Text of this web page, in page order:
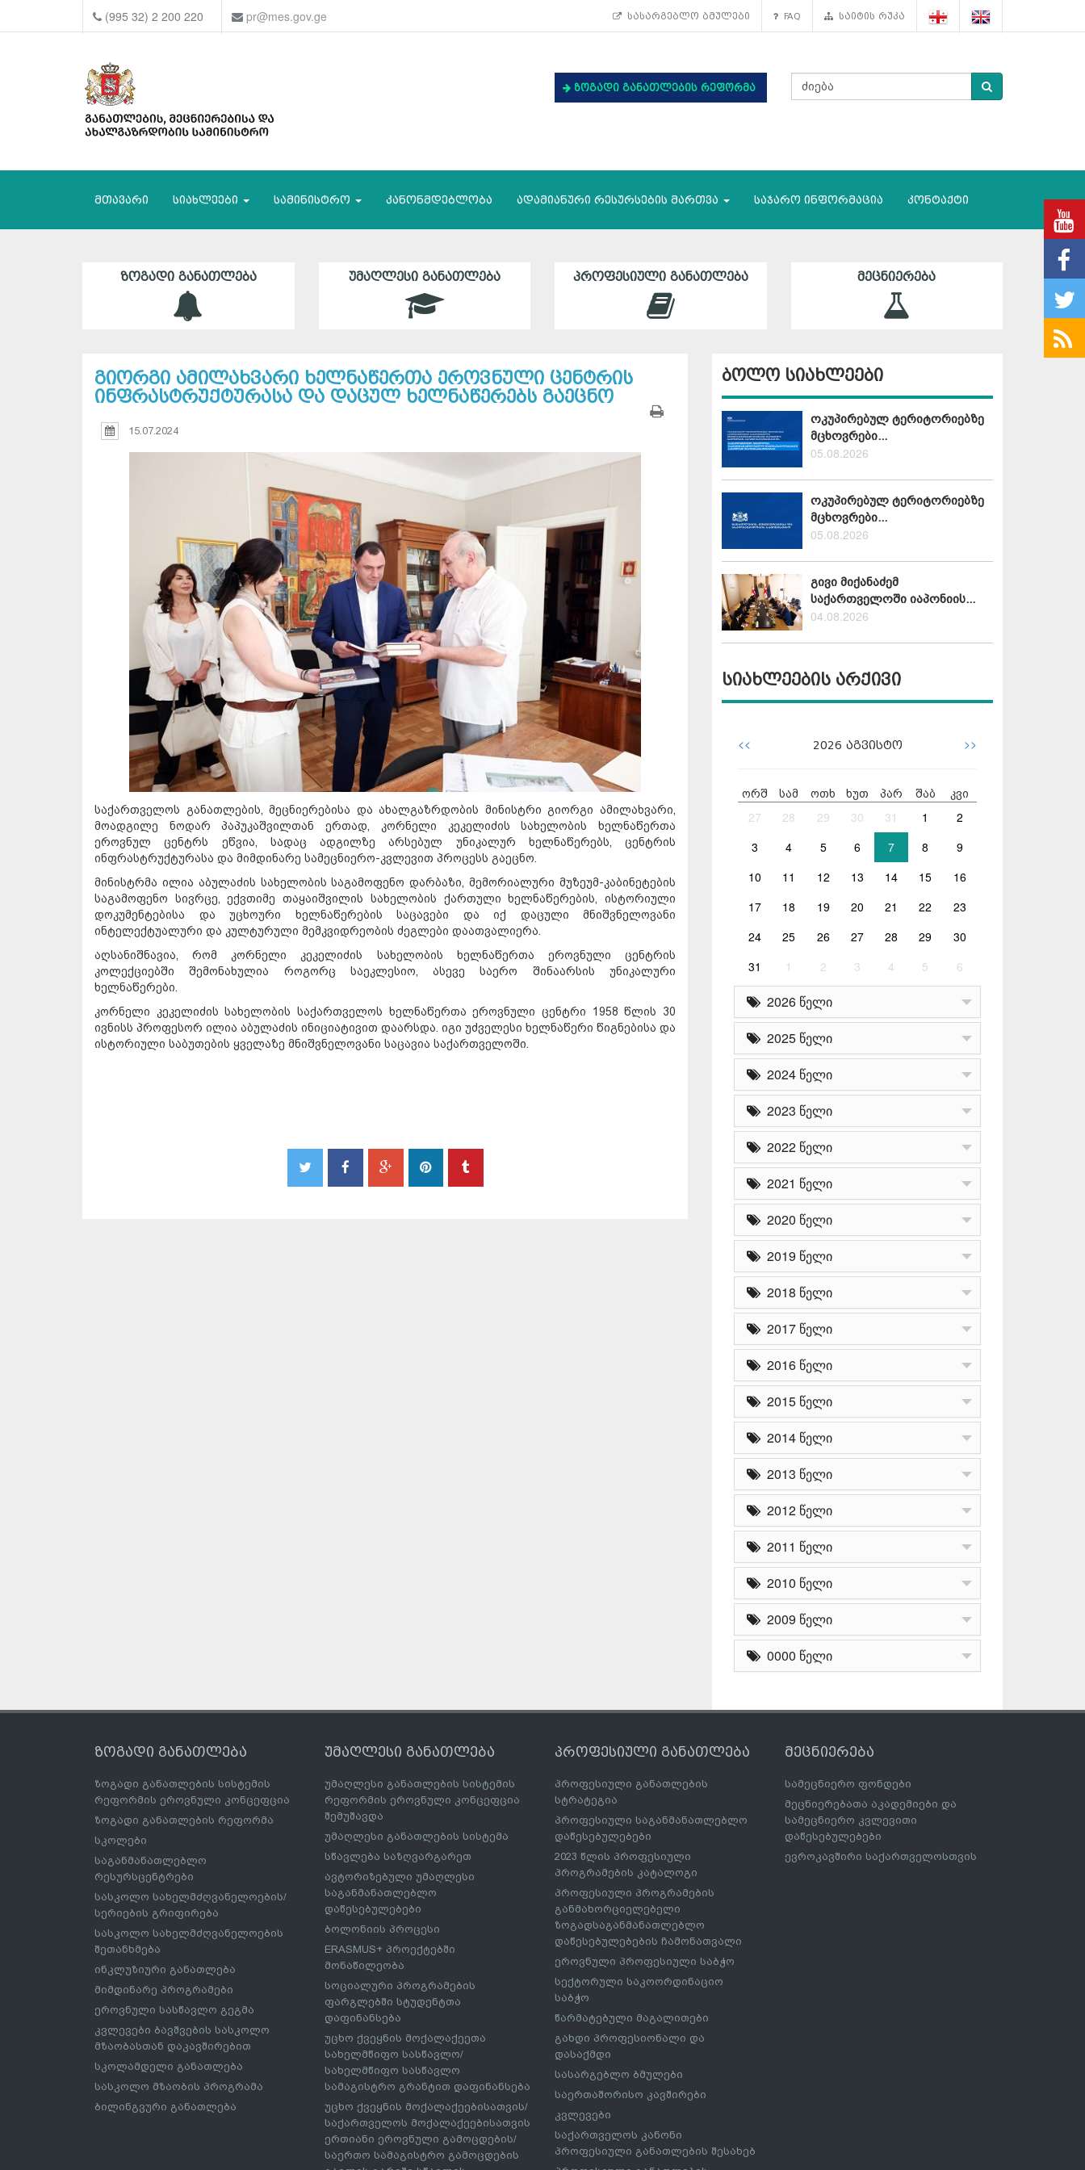
(995 32) 2 200 220 pr@mes.gov.ge სასარგებლო ბმულები FAQ საიტის რუკა
ზოგადი განათლების რეფორმა
მთავარი სიახლეები სამინისტრო კანონმდებლობა ადამიანური რესურსების მართვა საჯარო ინფორმაცია კონტაქტი
ᲖᲝᲒᲐᲓᲘ ᲒᲐᲜᲐᲗᲚᲔᲑᲐ ᲣᲛᲐᲦᲚᲔᲡᲘ ᲒᲐᲜᲐᲗᲚᲔᲑᲐ ᲞᲠᲝᲤᲔᲡᲘᲣᲚᲘ ᲒᲐᲜᲐᲗᲚᲔᲑᲐ ᲛᲔᲪᲜᲘᲔᲠᲔᲑᲐ
გიორგი ამილახვარი ხელნაწერთა ეროვნული ცენტრის
ინფრასტრუქტურასა და დაცულ ხელნაწერებს გაეცნო
15.07.2024
საქართველოს განათლების, მეცნიერებისა და ახალგაზრდობის მინისტრი გიორგი ამილახვარი,
მოადგილე ნოდარ პაპუკაშვილთან ერთად, კორნელი კეკელიძის სახელობის ხელნაწერთა
ეროვნულ ცენტრს ეწვია, სადაც ადგილზე არსებულ უნიკალურ ხელნაწერებს, ცენტრის
ინფრასტრუქტურასა და მიმდინარე სამეცნიერო-კვლევით პროცესს გაეცნო.
მინისტრმა ილია აბულაძის სახელობის საგამოფენო დარბაზი, მემორიალური მუზეუმ-კაბინეტების
საგამოფენო სივრცე, ექვთიმე თაყაიშვილის სახელობის ქართული ხელნაწერების, ისტორიული
დოკუმენტებისა და უცხოური ხელნაწერების საცავები და იქ დაცული მნიშვნელოვანი
ინტელექტუალური და კულტურული მემკვიდრეობის ძეგლები დაათვალიერა.
აღსანიშნავია, რომ კორნელი კეკელიძის სახელობის ხელნაწერთა ეროვნული ცენტრის
კოლექციებში შემონახულია როგორც საეკლესიო, ასევე საერო შინაარსის უნიკალური
ხელნაწერები.
კორნელი კეკელიძის სახელობის საქართველოს ხელნაწერთა ეროვნული ცენტრი 1958 წლის 30
ივნისს პროფესორ ილია აბულაძის ინიციატივით დაარსდა. იგი უძველესი ხელნაწერი წიგნებისა და
ისტორიული საბუთების ყველაზე მნიშვნელოვანი საცავია საქართველოში.
ბოლო სიახლეები
ოკუპირებულ ტერიტორიებზე
მცხოვრები...
05.08.2026
ოკუპირებულ ტერიტორიებზე
მცხოვრები...
05.08.2026
გივი მიქანაძემ
საქართველოში იაპონიის...
04.08.2026
სიახლეების არქივი
<< 2026 აგვისტო >>
ორშ სამ ოთხ ხუთ პარ შაბ კვი
27 28 29 30 31 1
2
3
4 5 6 7 8
9
10
11 12 13 14 15
16
17
18 19 20 21 22
23
24
25 26 27 28 29
30
31
1 2 3 4 5 6
2026 წელი
2025 წელი
2024 წელი
2023 წელი
2022 წელი
2021 წელი
2020 წელი
2019 წელი
2018 წელი
2017 წელი
2016 წელი
2015 წელი
2014 წელი
2013 წელი
2012 წელი
2011 წელი
2010 წელი
2009 წელი
0000 წელი
ზოგადი განათლება
ზოგადი განათლების სისტემის
რეფორმის ეროვნული კონცეფცია
ზოგადი განათლების რეფორმა
სკოლები
საგანმანათლებლო
რესურსცენტრები
სასკოლო სახელმძღვანელოების/
სერიების გრიფირება
სასკოლო სახელმძღვანელოების
შეთანხმება
ინკლუზიური განათლება
მიმდინარე პროგრამები
ეროვნული სასწავლო გეგმა
კვლევები ბავშვების სასკოლო
მზაობასთან დაკავშირებით
სკოლამდელი განათლება
სასკოლო მზაობის პროგრამა
ბილინგვური განათლება
უმაღლესი განათლება
უმაღლესი განათლების სისტემის
რეფორმის ეროვნული კონცეფცია
შემუშავდა
უმაღლესი განათლების სისტემა
სწავლება საზღვარგარეთ
ავტორიზებული უმაღლესი
საგანმანათლებლო
დაწესებულებები
ბოლონიის პროცესი
ERASMUS+ პროექტებში
მონაწილეობა
სოციალური პროგრამების
ფარგლებში სტუდენტთა
დაფინანსება
უცხო ქვეყნის მოქალაქეეთა
სახელმწიფო სასწავლო/
სახელმწიფო სასწავლო
სამაგისტრო გრანტით დაფინანსება
უცხო ქვეყნის მოქალაქეებისათვის/
საქართველოს მოქალაქეებისათვის
ერთიანი ეროვნული გამოცდების/
საერთო სამაგისტრო გამოცდების
პროფესიული განათლება
პროფესიული განათლების
სტრატეგია
პროფესიული საგანმანათლებლო
დაწესებულებები
2023 წლის პროფესიული
პროგრამების კატალოგი
პროფესიული პროგრამების
განმახორციელებელი
ზოგადსაგანმანათლებლო
დაწესებულებების ჩამონათვალი
ეროვნული პროფესიული საბჭო
სექტორული საკოორდინაციო
საბჭო
წარმატებული მაგალითები
გახდი პროფესიონალი და
დასაქმდი
სასარგებლო ბმულები
საერთაშორისო კავშირები
კვლევები
საქართველოს კანონი
პროფესიული განათლების შესახებ
მეცნიერება
სამეცნიერო ფონდები
მეცნიერებათა აკადემიები და
სამეცნიერო კვლევითი
დაწესებულებები
ევროკავშირი საქართველოსთვის